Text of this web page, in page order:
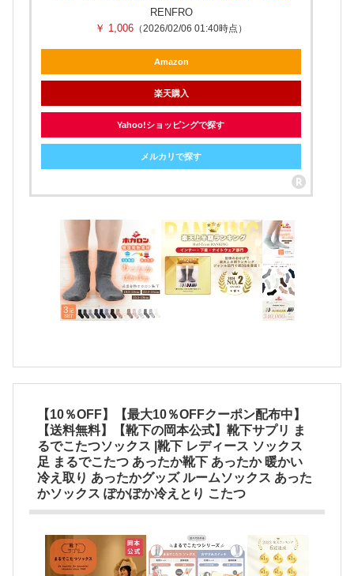
RENFRO
￥ 1,006 （2026/02/06 01:40時点）
Amazon
楽天購入
Yahoo!ショッピングで探す
メルカリで探す
【10％OFF】【最大10％OFFクーポン配布中】
【送料無料】【靴下の岡本公式】靴下サプリ ま
るでこたつソックス |靴下 レディース ソックス
足 まるでこたつ あったか靴下 あったか 暖かい
冷え取り あったかグッズ ルームソックス あった
かソックス ぽかぽか冷えとり こたつ